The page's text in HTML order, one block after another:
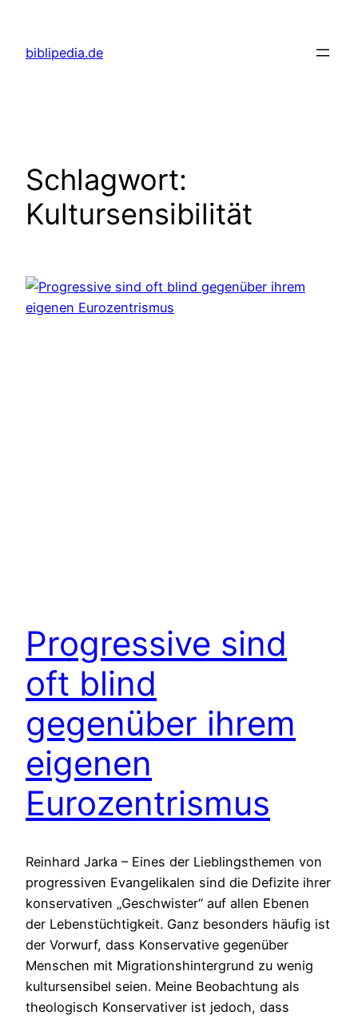
springen
biblipedia.de
Schlagwort:
Kultursensibilität
Progressive sind
oft blind
gegenüber ihrem
eigenen
Eurozentrismus
Reinhard Jarka – Eines der Lieblingsthemen von
progressiven Evangelikalen sind die Defizite ihrer
konservativen „Geschwister“ auf allen Ebenen
der Lebenstüchtigkeit. Ganz besonders häufig ist
der Vorwurf, dass Konservative gegenüber
Menschen mit Migrationshintergrund zu wenig
kultursensibel seien. Meine Beobachtung als
theologisch Konservativer ist jedoch, dass